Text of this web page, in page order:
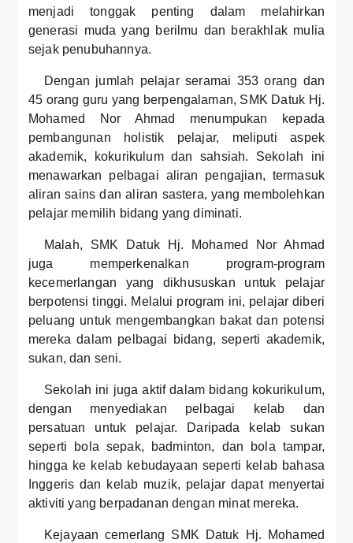
menjadi tonggak penting dalam melahirkan
generasi muda yang berilmu dan berakhlak mulia
sejak penubuhannya.
Dengan jumlah pelajar seramai 353 orang dan
45 orang guru yang berpengalaman, SMK Datuk Hj.
Mohamed Nor Ahmad menumpukan kepada
pembangunan holistik pelajar, meliputi aspek
akademik, kokurikulum dan sahsiah. Sekolah ini
menawarkan pelbagai aliran pengajian, termasuk
aliran sains dan aliran sastera, yang membolehkan
pelajar memilih bidang yang diminati.
Malah, SMK Datuk Hj. Mohamed Nor Ahmad
juga memperkenalkan program-program
kecemerlangan yang dikhususkan untuk pelajar
berpotensi tinggi. Melalui program ini, pelajar diberi
peluang untuk mengembangkan bakat dan potensi
mereka dalam pelbagai bidang, seperti akademik,
sukan, dan seni.
Sekolah ini juga aktif dalam bidang kokurikulum,
dengan menyediakan pelbagai kelab dan
persatuan untuk pelajar. Daripada kelab sukan
seperti bola sepak, badminton, dan bola tampar,
hingga ke kelab kebudayaan seperti kelab bahasa
Inggeris dan kelab muzik, pelajar dapat menyertai
aktiviti yang berpadanan dengan minat mereka.
Kejayaan cemerlang SMK Datuk Hj. Mohamed